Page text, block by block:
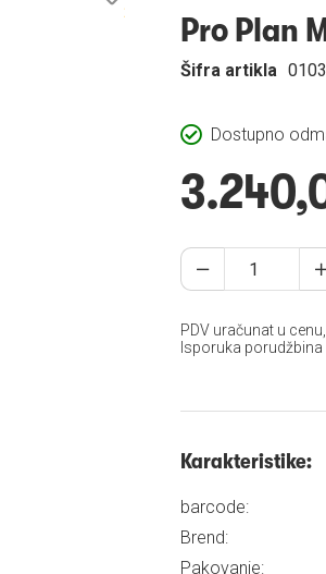
želja
Pro Plan
Dostupno
Šifra artikla
PDV uračunat u
Isporuka
Karakteristike:
barcode:
Brend:
Pakovanje: